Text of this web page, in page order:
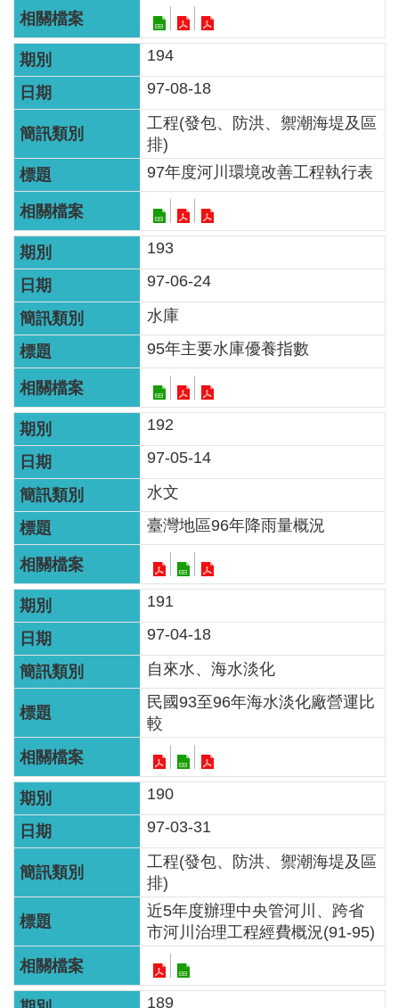
網
站
資
料
開
放
告
隱
私
權
保
護
政
策
智
能
服
務
台
194
97-08-18
工程(發包、防洪、禦潮海堤及區
排)
97年度河川環境改善工程執行表
193
97-06-24
水庫
95年主要水庫優養指數
192
97-05-14
水文
臺灣地區96年降雨量概況
191
97-04-18
自來水、海水淡化
民國93至96年海水淡化廠營運比
較
190
97-03-31
工程(發包、防洪、禦潮海堤及區
排)
近5年度辦理中央管河川、跨省
市河川治理工程經費概況(91-95)
189